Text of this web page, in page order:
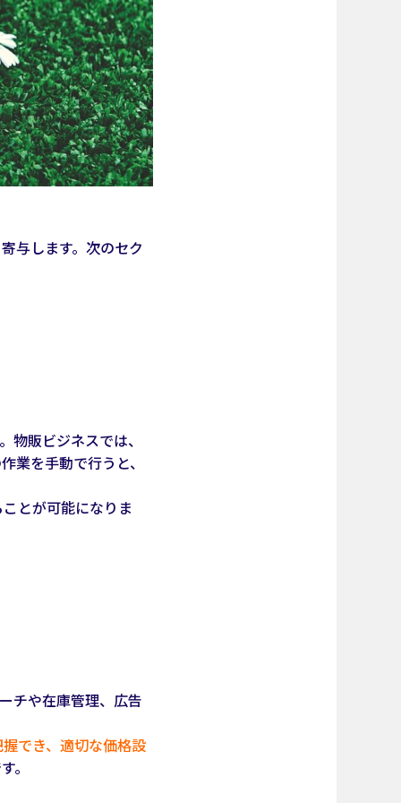
与します。次のセク
販ビジネスでは、
業を手動で行うと、
とが可能になりま
チや在庫管理、広告
でき、適切な価格設
。